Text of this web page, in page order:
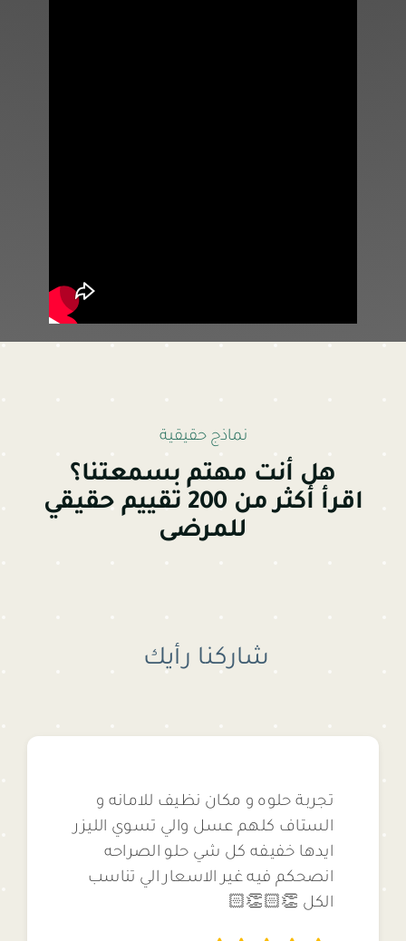
نماذج حقيقية
هل أنت مهتم بسمعتنا؟
اقرأ أكثر من 200 تقييم حقيقي
للمرضى
شاركنا رأيك
تجربة حلوه و مكان نظيف للامانه و
الستاف كلهم عسل والي تسوي الليزر
ايدها خفيفه كل شي حلو الصراحه
انصحكم فيه غير الاسعار الي تناسب
الكل 👏🏻👏🏻